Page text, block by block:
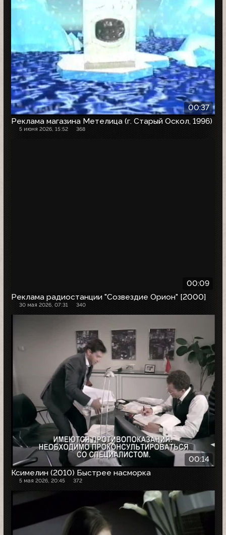
00:37
Реклама магазина Метелица (г. Старый Оскол, 1996)
5 июня 2026, 15:52 368
00:09
Реклама радиостанции "Созвездие Орион" [2000]
30 мая 2026, 07:31 340
00:14
Ксимелин (2010) Быстрее насморка
5 мая 2026, 20:45 372